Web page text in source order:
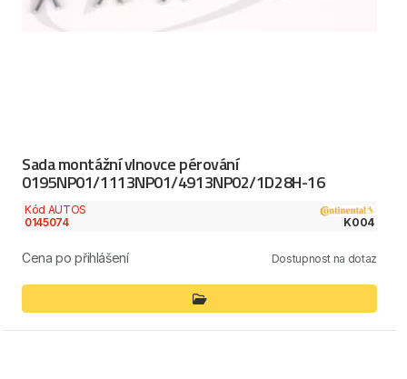
Sada montážní vlnovce pérování
0195NP01/1113NP01/4913NP02/1D28H-16
Kód AUTOS
0145074
K004
Cena po přihlášení Dostupnost na dotaz